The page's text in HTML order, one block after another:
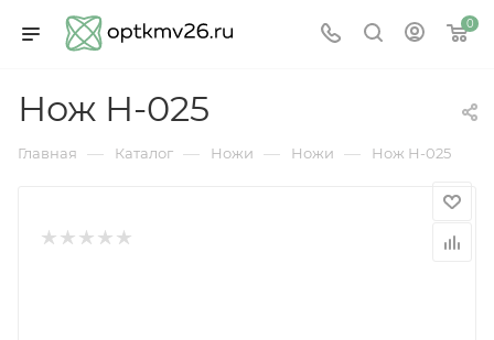
0
Нож Н-025
Главная — Каталог — Ножи — Ножи — Нож Н-025